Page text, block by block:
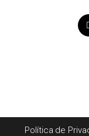
Política de